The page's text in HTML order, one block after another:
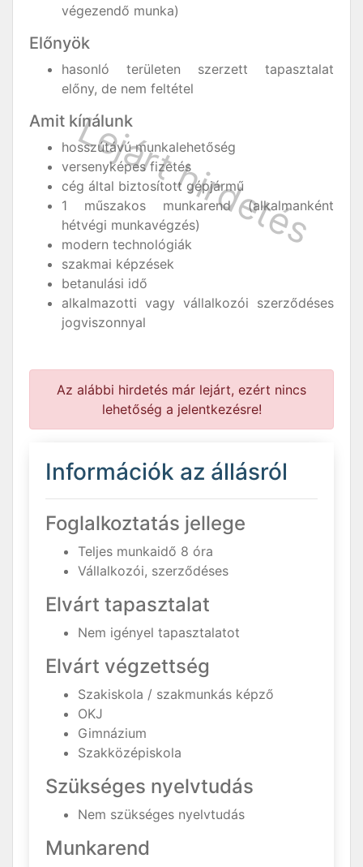
végezendő munka)
Előnyök
hasonló területen szerzett tapasztalat
előny, de nem feltétel
Amit kínálunk
hosszútávú munkalehetőség
versenyképes fizetés
cég által biztosított gépjármű
1 műszakos munkarend (alkalmanként
hétvégi munkavégzés)
modern technológiák
szakmai képzések
betanulási idő
alkalmazotti vagy vállalkozói szerződéses
jogviszonnyal
Az alábbi hirdetés már lejárt, ezért nincs
lehetőség a jelentkezésre!
Információk az állásról
Foglalkoztatás jellege
Teljes munkaidő 8 óra
Vállalkozói, szerződéses
Elvárt tapasztalat
Nem igényel tapasztalatot
Elvárt végzettség
Szakiskola / szakmunkás képző
OKJ
Gimnázium
Szakközépiskola
Szükséges nyelvtudás
Nem szükséges nyelvtudás
Munkarend